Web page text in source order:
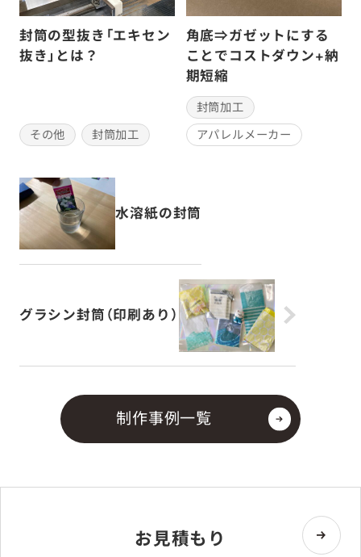
封筒の型抜き「エキセン
抜き」とは？
その他 封筒加工
角底⇒ガゼットにする
ことでコストダウン+納
期短縮
封筒加工
アパレルメーカー
水溶紙の封筒
グラシン封筒（印刷あり）
制作事例一覧
お見積もり